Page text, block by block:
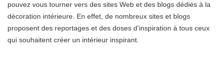
pouvez vous tourner vers des sites Web et des blogs dédiés à la
décoration intérieure. En effet, de nombreux sites et blogs
proposent des reportages et des doses d’inspiration à tous ceux
qui souhaitent créer un intérieur inspirant.